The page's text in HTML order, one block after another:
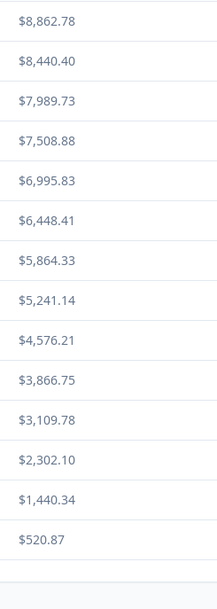
$8,862.78
$8,440.40
$7,989.73
$7,508.88
$6,995.83
$6,448.41
$5,864.33
$5,241.14
$4,576.21
$3,866.75
$3,109.78
$2,302.10
$1,440.34
$520.87